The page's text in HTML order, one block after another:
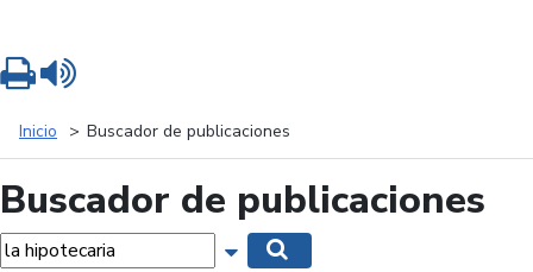
Inicio Buscador de publicaciones
Buscador de publicaciones
Mostrar opciones de búsqueda
Imprimir